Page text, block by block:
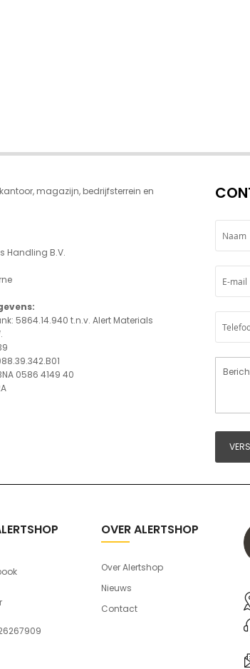
magazijn, bedrijfsterrein en
Handling B.V.
5864.14.940 t.n.v. Alert Materials
0586 4149 40
OVER ALERTSHOP
Over Alertshop
Nieuws
Contact